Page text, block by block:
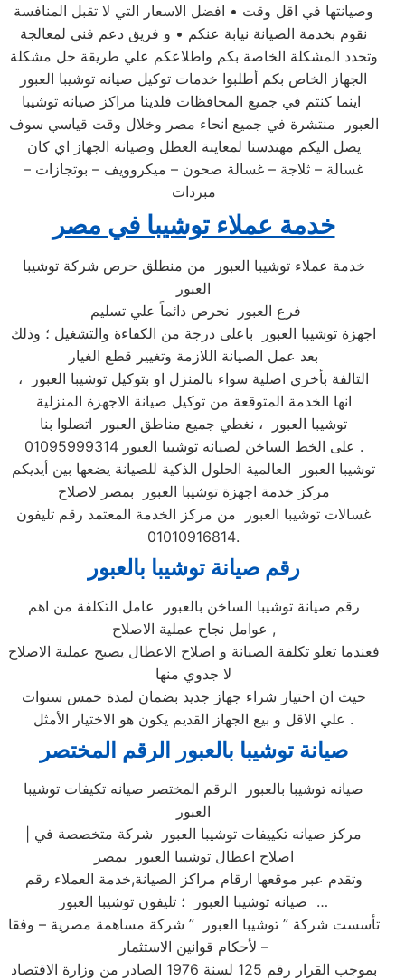
وصيانتها في اقل وقت • افضل الاسعار التي لا تقبل المنافسة
نقوم بخدمة الصيانة نيابة عنكم • و فريق دعم فني لمعالجة
وتحدد المشكلة الخاصة بكم واطلاعكم علي طريقة حل مشكلة
الجهاز الخاص بكم أطلبوا خدمات توكيل صيانه توشيبا العبور
اينما كنتم في جميع المحافظات فلدينا مراكز صيانه توشيبا
العبور منتشرة في جميع انحاء مصر وخلال وقت قياسي سوف
يصل اليكم مهندسنا لمعاينة العطل وصيانة الجهاز اي كان
غسالة – ثلاجة – غسالة صحون – ميكروويف – بوتجازات –
مبردات
خدمة عملاء توشيبا في مصر
خدمة عملاء توشيبا العبور من منطلق حرص شركة توشيبا
العبور
فرع العبور نحرص دائماً علي تسليم
اجهزة توشيبا العبور باعلى درجة من الكفاءة والتشغيل ؛ وذلك
بعد عمل الصيانة اللازمة وتغيير قطع الغيار
التالفة بأخري اصلية سواء بالمنزل او بتوكيل توشيبا العبور ،
انها الخدمة المتوقعة من توكيل صيانة الاجهزة المنزلية
توشيبا العبور ، نغطي جميع مناطق العبور اتصلوا بنا
على الخط الساخن لصيانه توشيبا العبور 01095999314 .
توشيبا العبور العالمية الحلول الذكية للصيانة يضعها بين أيديكم
مركز خدمة اجهزة توشيبا العبور بمصر لاصلاح
غسالات توشيبا العبور من مركز الخدمة المعتمد رقم تليفون
01010916814.
رقم صيانة توشيبا بالعبور
رقم صيانة توشيبا الساخن بالعبور عامل التكلفة من اهم
عوامل نجاح عملية الاصلاح ,
فعندما تعلو تكلفة الصيانة و اصلاح الاعطال يصبح عملية الاصلاح
لا جدوي منها
حيث ان اختيار شراء جهاز جديد بضمان لمدة خمس سنوات
علي الاقل و بيع الجهاز القديم يكون هو الاختيار الأمثل .
صيانة توشيبا بالعبور الرقم المختصر
صيانه توشيبا بالعبور الرقم المختصر صيانه تكيفات توشيبا
العبور
اصلاح اعطال توشيبا العبور بمصر
وتقدم عبر موقعها ارقام مراكز الصيانة,خدمة العملاء رقم
صيانه توشيبا العبور ؛ تليفون توشيبا العبور …
تأسست شركة ” توشيبا العبور ” شركة مساهمة مصرية – وفقا
لأحكام قوانين الاستثمار –
بموجب القرار رقم 125 لسنة 1976 الصادر من وزارة الاقتصاد